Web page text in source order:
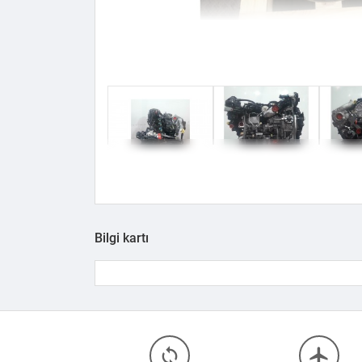
Bilgi kartı
loop flight